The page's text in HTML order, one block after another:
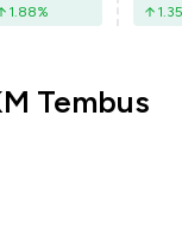
1.88% 1.35
Tembus